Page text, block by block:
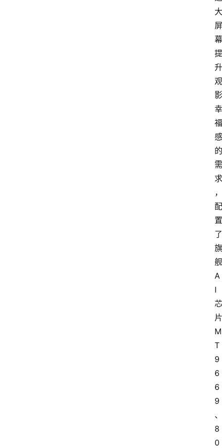
大
屏
幕
提
升
观
影
幸
福
感
的
需
求
，
配
置
了
旗
舰
A
I
芯
片
M
T
9
6
6
9
、
8
0